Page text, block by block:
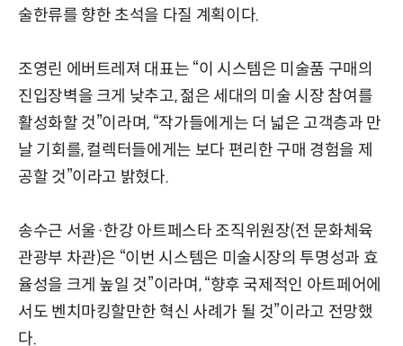
술한류를 향한 초석을 다질 계획이다.
조영린 에버트레져 대표는 “이 시스템은 미술품 구매의
진입장벽을 크게 낮추고, 젊은 세대의 미술 시장 참여를
활성화할 것”이라며, “작가들에게는 더 넓은 고객층과 만
날 기회를, 컬렉터들에게는 보다 편리한 구매 경험을 제
공할 것”이라고 밝혔다.
송수근 서울·한강 아트페스타 조직위원장(전 문화체육
관광부 차관)은 “이번 시스템은 미술시장의 투명성과 효
율성을 크게 높일 것”이라며, “향후 국제적인 아트페어에
서도 벤치마킹할만한 혁신 사례가 될 것”이라고 전망했
다.